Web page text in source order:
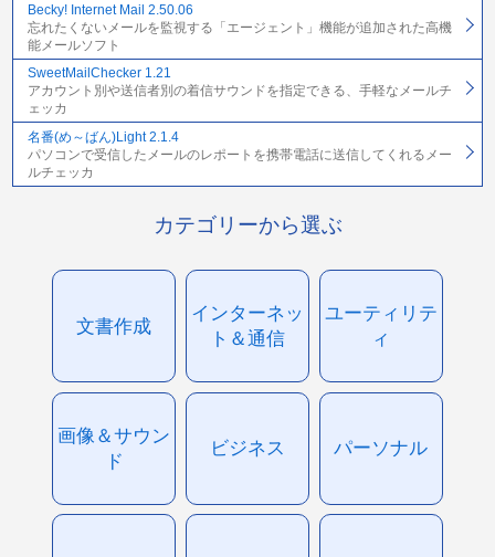
Becky! Internet Mail 2.50.06
忘れたくないメールを監視する「エージェント」機能が追加された高機
能メールソフト
SweetMailChecker 1.21
アカウント別や送信者別の着信サウンドを指定できる、手軽なメールチ
ェッカ
名番(め～ばん)Light 2.1.4
パソコンで受信したメールのレポートを携帯電話に送信してくれるメー
ルチェッカ
カテゴリーから選ぶ
文書作成
インターネッ
ト＆通信
ユーティリテ
ィ
画像＆サウン
ド
ビジネス パーソナル